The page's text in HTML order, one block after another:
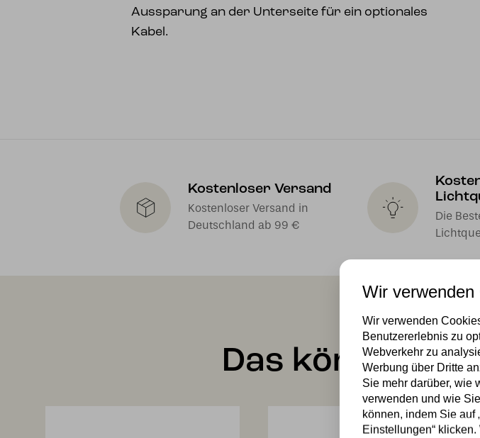
Aussparung an der Unterseite für ein optionales
Kabel.
Kostenloser Versand
Kostenloser Versand in
Deutschland ab 99 €
Die
Das könnte
Wir verwenden
Wir verwenden
Benutzererlebnis zu
Webverkehr zu
Werbung über Dritte
Sie mehr darüber, wie
verwenden und wie
können, indem Sie auf
Einstellungen“